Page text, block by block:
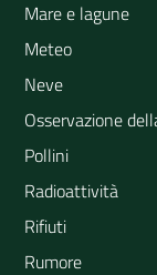
Mare e lagune
Meteo
Neve
Osservazione
Pollini
Radioattività
Rifiuti
Rumore